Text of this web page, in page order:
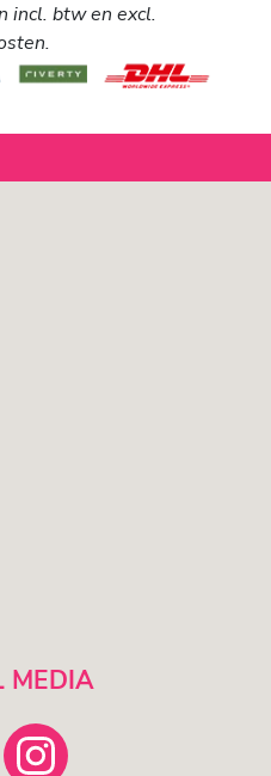
incl. btw en excl.
MEDIA